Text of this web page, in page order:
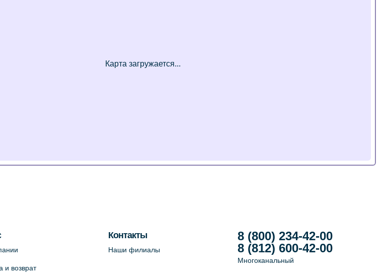
и возврат
Контакты
Наши филиалы
8 (800) 234-42-00
8 (812) 600-42-00
Многоканальный